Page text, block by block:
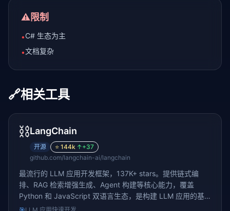
⚠️限制
•C# 生态为主
•文档复杂
🔗相关工具
⛓️LangChain
开源 ⭐ 144k ↑+37
github.com/langchain-ai/langchain
最流行的 LLM 应用开发框架，137K+ stars。提供链式编
排、RAG 检索增强生成、Agent 构建等核心能力，覆盖
Python 和 JavaScript 双语言生态，是构建 LLM 应用的基
础设施